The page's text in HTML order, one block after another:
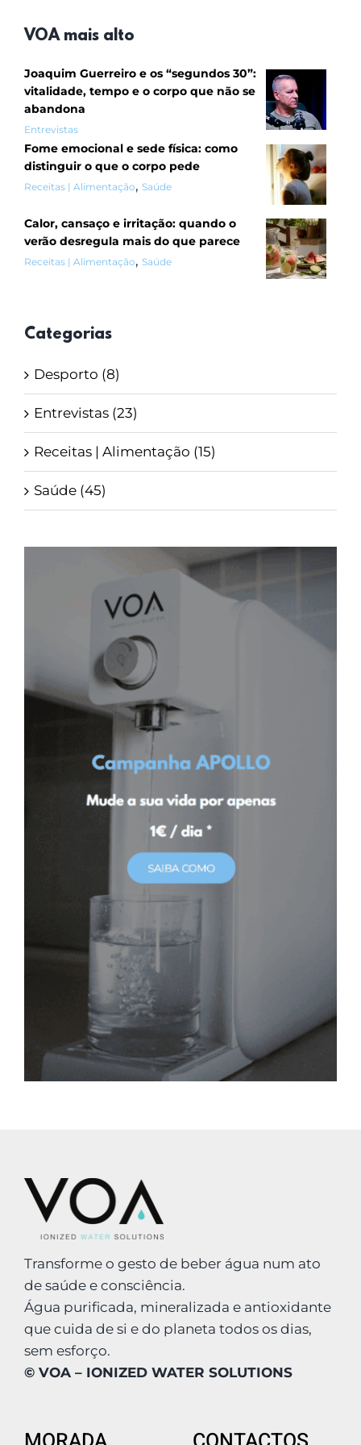
VOA mais alto
Joaquim Guerreiro e os “segundos 30”:
vitalidade, tempo e o corpo que não se
abandona
Entrevistas
Fome emocional e sede física: como
distinguir o que o corpo pede
Receitas | Alimentação, Saúde
Calor, cansaço e irritação: quando o
verão desregula mais do que parece
Receitas | Alimentação, Saúde
Categorias
Desporto (8)
Entrevistas (23)
Receitas | Alimentação (15)
Saúde (45)
Transforme o gesto de beber água num ato
de saúde e consciência.
Água purificada, mineralizada e antioxidante
que cuida de si e do planeta todos os dias,
sem esforço.
© VOA – IONIZED WATER SOLUTIONS